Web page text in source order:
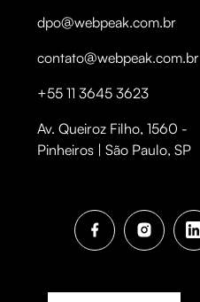
dpo@webpeak.com.br
contato@webpeak.com.br
+55 11 3645 3623
Av. Queiroz Filho, 1560 -
Pinheiros | São Paulo, SP